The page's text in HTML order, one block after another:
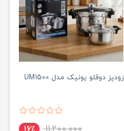
زودپز دوقلو یونیک مدل UM1500